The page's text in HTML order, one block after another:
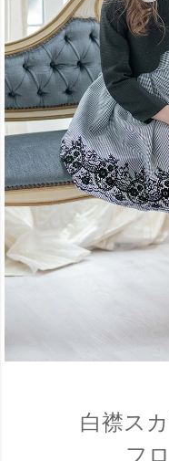
白襟ス
フ